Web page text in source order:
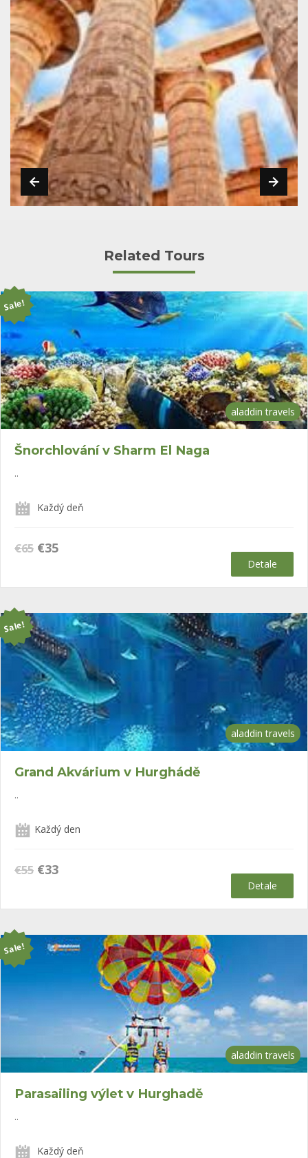
Related Tours
Sale!
aladdin travels
Šnorchlování v Sharm El Naga
..
Každý deň
€65 Původní
€65.
€35Aktuální
€35.
Detale
Sale!
aladdin travels
Grand Akvárium v Hurghádě
..
Každý den
€55 Původní
€55.
€33Aktuální
€33.
Detale
Sale!
aladdin travels
Parasailing výlet v Hurghadě
..
Každý deň